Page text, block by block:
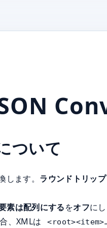
ついて
します。 ラウンドトリッ
素は配列にするをオフに
、XMLは